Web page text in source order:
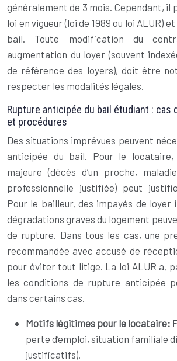
généralement de 3 mois. Cependant, il
loi en vigueur (loi de 1989 ou loi ALUR)
bail. Toute modification du
augmentation du loyer (souvent
de référence des loyers), doit être
respecter les modalités légales.
Rupture anticipée du bail étudiant : cas
et procédures
Des situations imprévues peuvent
anticipée du bail. Pour le
majeure (décès d’un proche,
professionnelle justifiée) peut
Pour le bailleur, des impayés de loyer
dégradations graves du logement
de rupture. Dans tous les cas, une
recommandée avec accusé de
pour éviter tout litige. La loi ALUR a,
les conditions de rupture anticipée
dans certains cas.
Motifs légitimes pour le locataire:
perte d’emploi, situation familiale
justificatifs).